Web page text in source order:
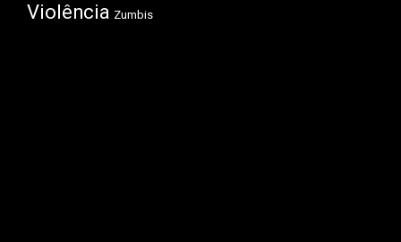
Violência Zumbis